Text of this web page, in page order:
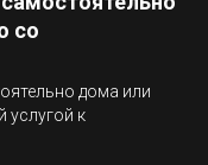
со
дома или
услугой к